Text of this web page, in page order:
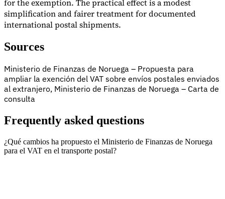
for the exemption. The practical effect is a modest
simplification and fairer treatment for documented
international postal shipments.
Sources
Ministerio de Finanzas de Noruega – Propuesta para
ampliar la exención del VAT sobre envíos postales enviados
al extranjero, Ministerio de Finanzas de Noruega – Carta de
consulta
Frequently asked questions
¿Qué cambios ha propuesto el Ministerio de Finanzas de Noruega
para el VAT en el transporte postal?